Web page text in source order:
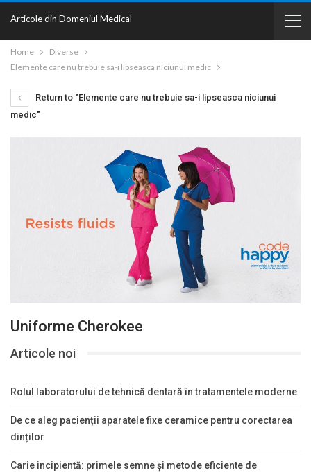
Articole din Domeniul Medical
Home
Diverse
Elemente care nu trebuie sa-i lipseasca niciunui medic
Return to "Elemente care nu trebuie sa-i lipseasca niciunui
medic"
Uniforme Cherokee
Articole noi
Rolul laboratorului de tehnică dentară în tratamentele moderne
De ce aleg pacienții aparatele fixe ceramice pentru corectarea
dinților
Carie incipientă: primele semne și metode eficiente de